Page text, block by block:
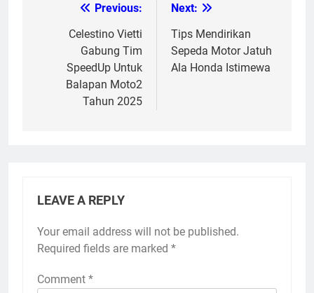
navigation
Previous:
Celestino Vietti
Gabung Tim
SpeedUp Untuk
Balapan Moto2
Tahun 2025
Next:
Tips Mendirikan
Sepeda Motor Jatuh
Ala Honda Istimewa
LEAVE A REPLY
Your email address will not be published.
Required fields are marked *
Comment *